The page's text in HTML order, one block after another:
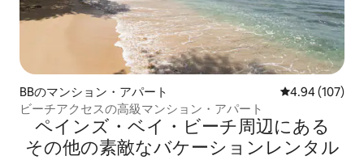
BBのマンション・アパート レビュー107
4.94 (107)
ビーチアクセスの高級マンション・アパート
ペインズ・ベイ・ビーチ⁠周⁠辺⁠に⁠あ⁠る
そ⁠の⁠他⁠の素⁠敵⁠なバ⁠ケ⁠ー⁠シ⁠ョ⁠ン⁠レ⁠ン⁠タ⁠ル